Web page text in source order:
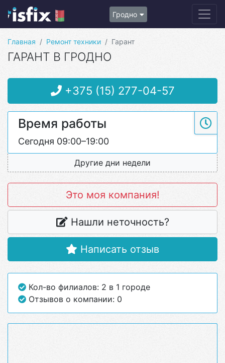
Гродно
Главная Ремонт техники Гарант
ГАРАНТ В ГРОДНО
+375 (15) 277-04-57
Время работы
Сегодня 09:00–19:00
Другие дни недели
Это моя компания!
Нашли неточность?
Написать отзыв
Кол-во филиалов: 2 в 1 городе
Отзывов о компании: 0